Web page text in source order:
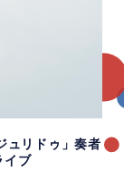
ュリドゥ」奏者
イブ